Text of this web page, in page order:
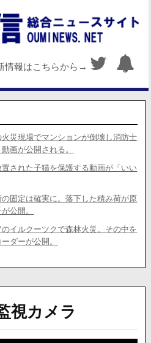
情報はこちらから→
火災現場でマンションが倒壊し消防士
画が公開される。
置された子猫を保護する動画が「いい
の固定は確実に。落下した積み荷が原
公開。
のイルクーツクで森林火災。その中を
ダーが公開。
視カメラ